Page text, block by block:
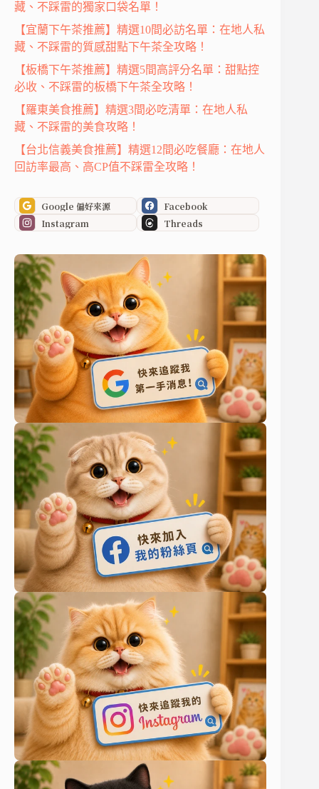
藏、不踩雷的獨家口袋名單！
【宜蘭下午茶推薦】精選10間必訪名單：在地人私
藏、不踩雷的質感甜點下午茶全攻略！
【板橋下午茶推薦】精選5間高評分名單：甜點控
必收、不踩雷的板橋下午茶全攻略！
【羅東美食推薦】精選3間必吃清單：在地人私
藏、不踩雷的美食攻略！
【台北信義美食推薦】精選12間必吃餐廳：在地人
回訪率最高、高CP值不踩雷全攻略！
Google 偏好來源
Facebook
Instagram
Threads